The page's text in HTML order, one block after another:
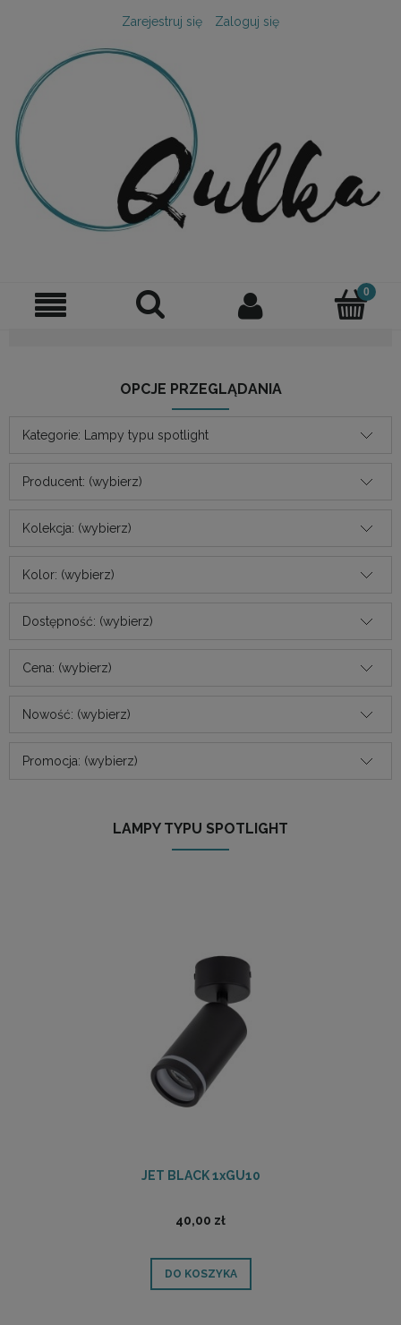
Zarejestruj się Zaloguj się
OPCJE PRZEGLĄDANIA
Kategorie: Lampy typu spotlight
Producent: (wybierz)
Kolekcja: (wybierz)
Kolor: (wybierz)
Dostępność: (wybierz)
Cena: (wybierz)
Nowość: (wybierz)
Promocja: (wybierz)
LAMPY TYPU SPOTLIGHT
JET BLACK 1xGU10
40,00 zł
DO KOSZYKA